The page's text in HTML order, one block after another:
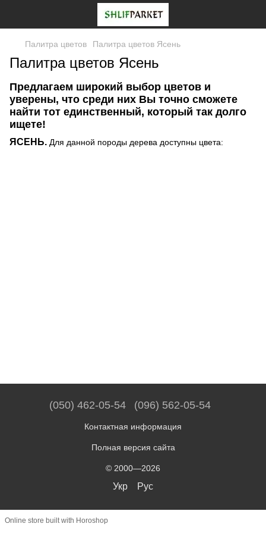
Палитра цветов Палитра цветов Ясень
Палитра цветов Ясень
Предлагаем широкий выбор цветов и
уверены, что среди них Вы точно сможете
найти тот единственный, который так долго
ищете!
ЯСЕНЬ. Для данной породы дерева доступны цвета:
(050) 462-05-54 (096) 562-05-54
Контактная информация
Полная версия сайта
© 2000—2026
Укр Рус
Online store built with Horoshop